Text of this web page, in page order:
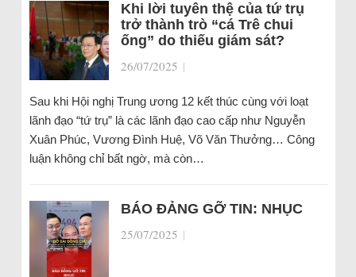
Khi lời tuyên thệ của tứ trụ
trở thành trò “cá Trê chui
ống” do thiếu giám sát?
26/07/2025 |
Sau khi Hội nghị Trung ương 12 kết thúc cùng với loạt
lãnh đạo “tứ trụ” là các lãnh đạo cao cấp như Nguyễn
Xuân Phúc, Vương Đình Huệ, Võ Văn Thưởng… Công
luận không chỉ bất ngờ, mà còn…
BÁO ĐẢNG GỠ TIN: NHỤC
25/07/2025 |